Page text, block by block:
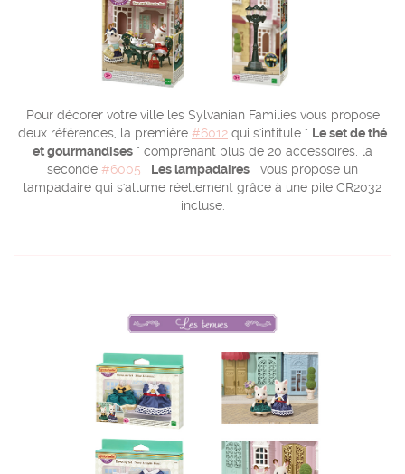
Pour décorer votre ville les Sylvanian Families vous propose
deux références, la première #6012 qui s'intitule " Le set de thé
et gourmandises " comprenant plus de 20 accessoires, la
seconde #6005 " Les lampadaires " vous propose un
lampadaire qui s'allume réellement grâce à une pile CR2032
incluse.